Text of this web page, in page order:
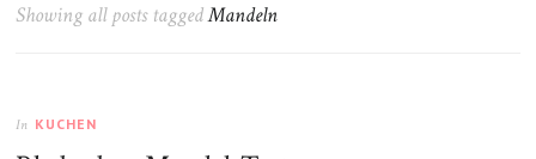
Showing all posts taggedMandeln
In KUCHEN